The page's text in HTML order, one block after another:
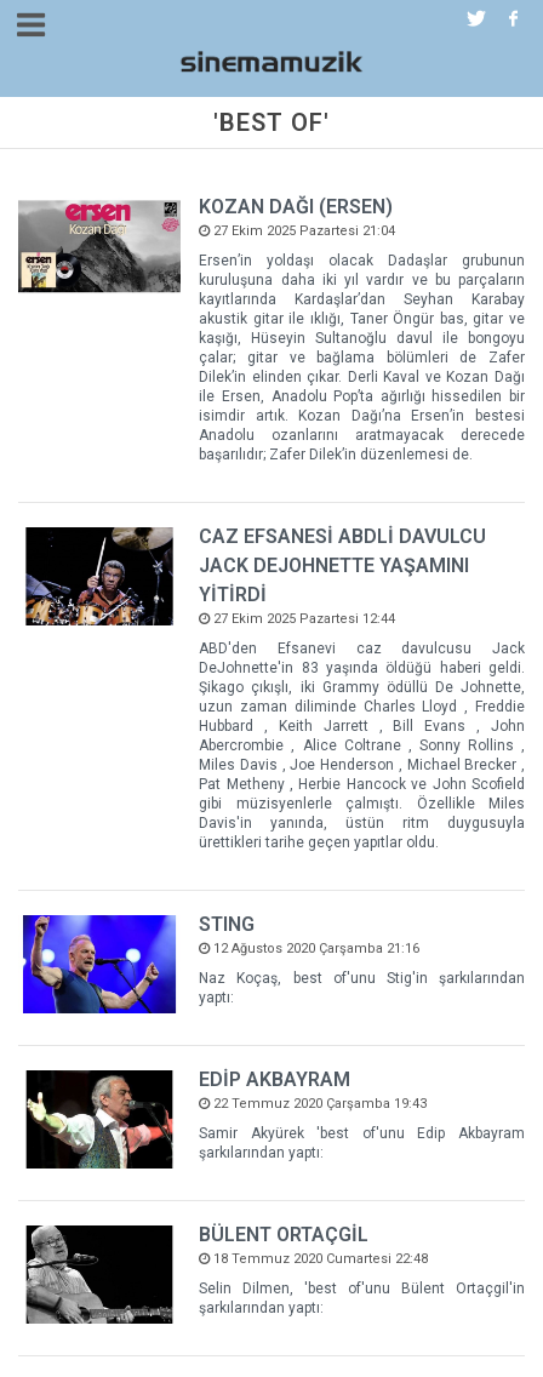
'BEST OF'
KOZAN DAĞI (ERSEN)
27 Ekim 2025 Pazartesi 21:04
Ersen’in yoldaşı olacak Dadaşlar grubunun
kuruluşuna daha iki yıl vardır ve bu parçaların
kayıtlarında Kardaşlar’dan Seyhan Karabay
akustik gitar ile ıklığı, Taner Öngür bas, gitar ve
kaşığı, Hüseyin Sultanoğlu davul ile bongoyu
çalar; gitar ve bağlama bölümleri de Zafer
Dilek’in elinden çıkar. Derli Kaval ve Kozan Dağı
ile Ersen, Anadolu Pop’ta ağırlığı hissedilen bir
isimdir artık. Kozan Dağı’na Ersen’in bestesi
Anadolu ozanlarını aratmayacak derecede
başarılıdır; Zafer Dilek’in düzenlemesi de.
CAZ EFSANESİ ABDLİ DAVULCU
JACK DEJOHNETTE YAŞAMINI
YİTİRDİ
27 Ekim 2025 Pazartesi 12:44
ABD'den Efsanevi caz davulcusu Jack
DeJohnette'in 83 yaşında öldüğü haberi geldi.
Şikago çıkışlı, iki Grammy ödüllü De Johnette,
uzun zaman diliminde Charles Lloyd , Freddie
Hubbard , Keith Jarrett , Bill Evans , John
Abercrombie , Alice Coltrane , Sonny Rollins ,
Miles Davis , Joe Henderson , Michael Brecker ,
Pat Metheny , Herbie Hancock ve John Scofield
gibi müzisyenlerle çalmıştı. Özellikle Miles
Davis'in yanında, üstün ritm duygusuyla
ürettikleri tarihe geçen yapıtlar oldu.
STING
12 Ağustos 2020 Çarşamba 21:16
Naz Koçaş, best of'unu Stig'in şarkılarından
yaptı:
EDİP AKBAYRAM
22 Temmuz 2020 Çarşamba 19:43
Samir Akyürek 'best of'unu Edip Akbayram
şarkılarından yaptı:
BÜLENT ORTAÇGİL
18 Temmuz 2020 Cumartesi 22:48
Selin Dilmen, 'best of'unu Bülent Ortaçgil'in
şarkılarından yaptı: